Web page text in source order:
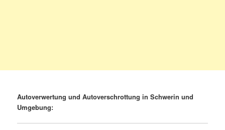
Autoverwertung und Autoverschrottung in Schwerin und
Umgebung: